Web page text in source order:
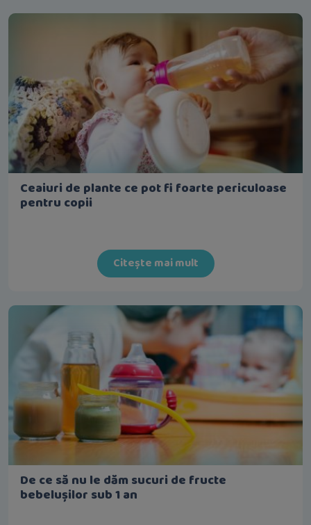
Ceaiuri de plante ce pot fi foarte periculoase
pentru copii
Citește mai mult
De ce să nu le dăm sucuri de fructe
bebelușilor sub 1 an